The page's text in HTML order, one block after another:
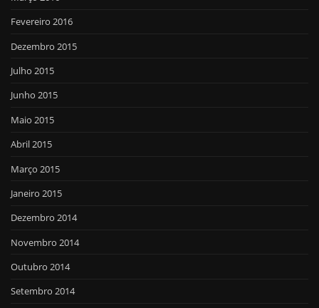
Fevereiro 2016
Dezembro 2015
Julho 2015
Junho 2015
Maio 2015
Abril 2015
Março 2015
Janeiro 2015
Dezembro 2014
Novembro 2014
Outubro 2014
Setembro 2014